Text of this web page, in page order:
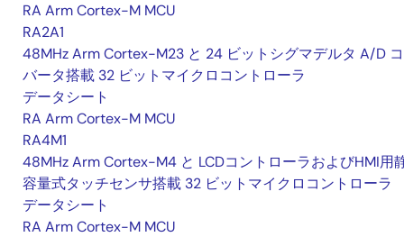
RA Arm Cortex-M MCU
RA2A1
48MHz Arm Cortex-M23 と 24 ビットシグマデルタ A/D
バータ搭載 32 ビットマイクロコントローラ
データシート
RA Arm Cortex-M MCU
RA4M1
48MHz Arm Cortex-M4 と LCDコントローラおよびHMI用
容量式タッチセンサ搭載 32 ビットマイクロコントローラ
データシート
RA Arm Cortex-M MCU